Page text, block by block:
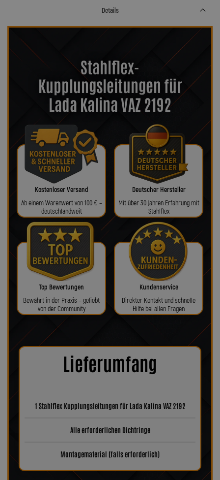
Details
Stahlflex-
Kupplungsleitungen für
Lada Kalina VAZ 2192
Kostenloser Versand
Ab einem Warenwert von 100 € –
deutschlandweit
Deutscher Hersteller
Mit über 30 Jahren Erfahrung mit
Stahlflex
Top Bewertungen
Bewährt in der Praxis – geliebt
von der Community
Kundenservice
Direkter Kontakt und schnelle
Hilfe bei allen Fragen
Lieferumfang
1 Stahlflex Kupplungsleitungen für Lada Kalina VAZ 2192
Alle erforderlichen Dichtringe
Montagematerial (falls erforderlich)